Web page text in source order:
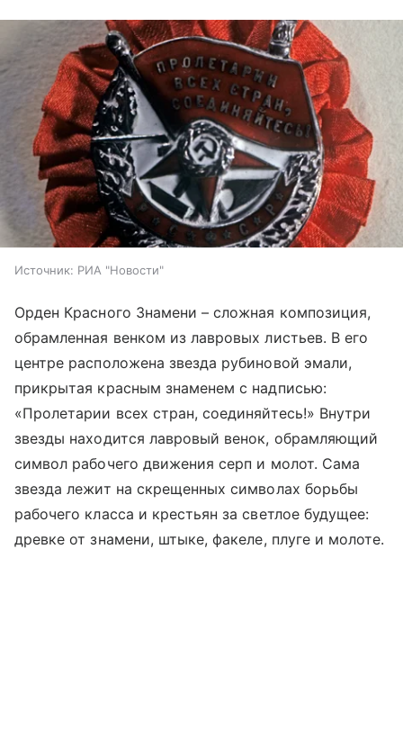
Источник: РИА "Новости"
Орден Красного Знамени – сложная композиция,
обрамленная венком из лавровых листьев. В его
центре расположена звезда рубиновой эмали,
прикрытая красным знаменем с надписью:
«Пролетарии всех стран, соединяйтесь!» Внутри
звезды находится лавровый венок, обрамляющий
символ рабочего движения серп и молот. Сама
звезда лежит на скрещенных символах борьбы
рабочего класса и крестьян за светлое будущее:
древке от знамени, штыке, факеле, плуге и молоте.